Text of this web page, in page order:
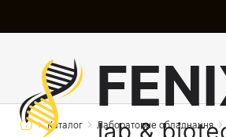
Каталог Лабораторне обладнання